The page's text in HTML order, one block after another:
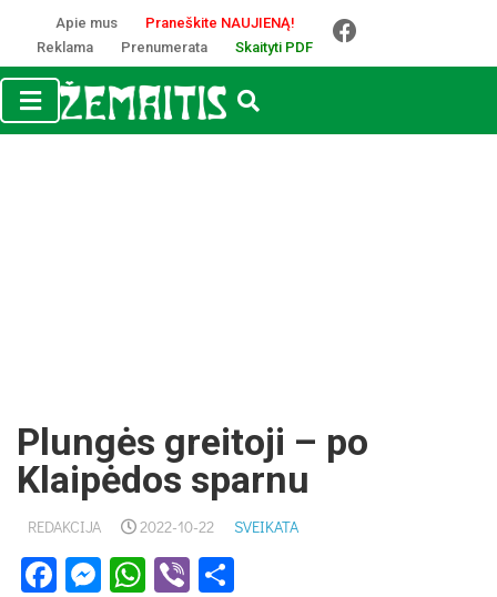
Apie mus
Praneškite NAUJIENĄ!
Reklama
Prenumerata Skaityti PDF
Plungės greitoji – po
Klaipėdos sparnu
REDAKCIJA 2022-10-22 SVEIKATA
Facebook
Messenger
WhatsApp
Viber